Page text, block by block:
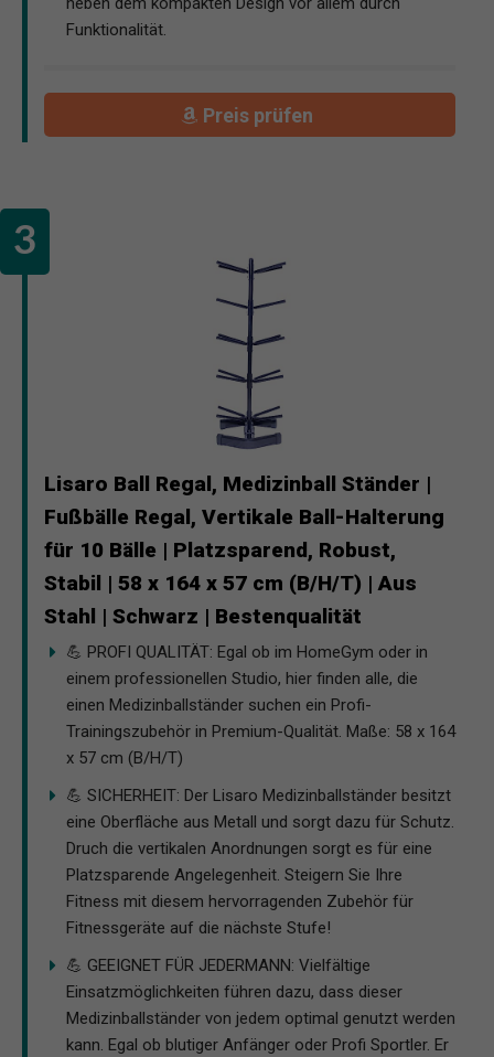
Funktionalität.
Preis prüfen
Lisaro Ball Regal, Medizinball Ständer |
Fußbälle Regal, Vertikale Ball-Halterung
für 10 Bälle | Platzsparend, Robust,
Stabil | 58 x 164 x 57 cm (B/H/T) | Aus
Stahl | Schwarz | Bestenqualität
💪 PROFI QUALITÄT: Egal ob im HomeGym oder in
einem professionellen Studio, hier finden alle, die
einen Medizinballständer suchen ein Profi-
Trainingszubehör in Premium-Qualität. Maße: 58 x 164
x 57 cm (B/H/T)
💪 SICHERHEIT: Der Lisaro Medizinballständer besitzt
eine Oberfläche aus Metall und sorgt dazu für Schutz.
Druch die vertikalen Anordnungen sorgt es für eine
Platzsparende Angelegenheit. Steigern Sie Ihre
Fitness mit diesem hervorragenden Zubehör für
Fitnessgeräte auf die nächste Stufe!
💪 GEEIGNET FÜR JEDERMANN: Vielfältige
Einsatzmöglichkeiten führen dazu, dass dieser
Medizinballständer von jedem optimal genutzt werden
kann. Egal ob blutiger Anfänger oder Profi Sportler. Er